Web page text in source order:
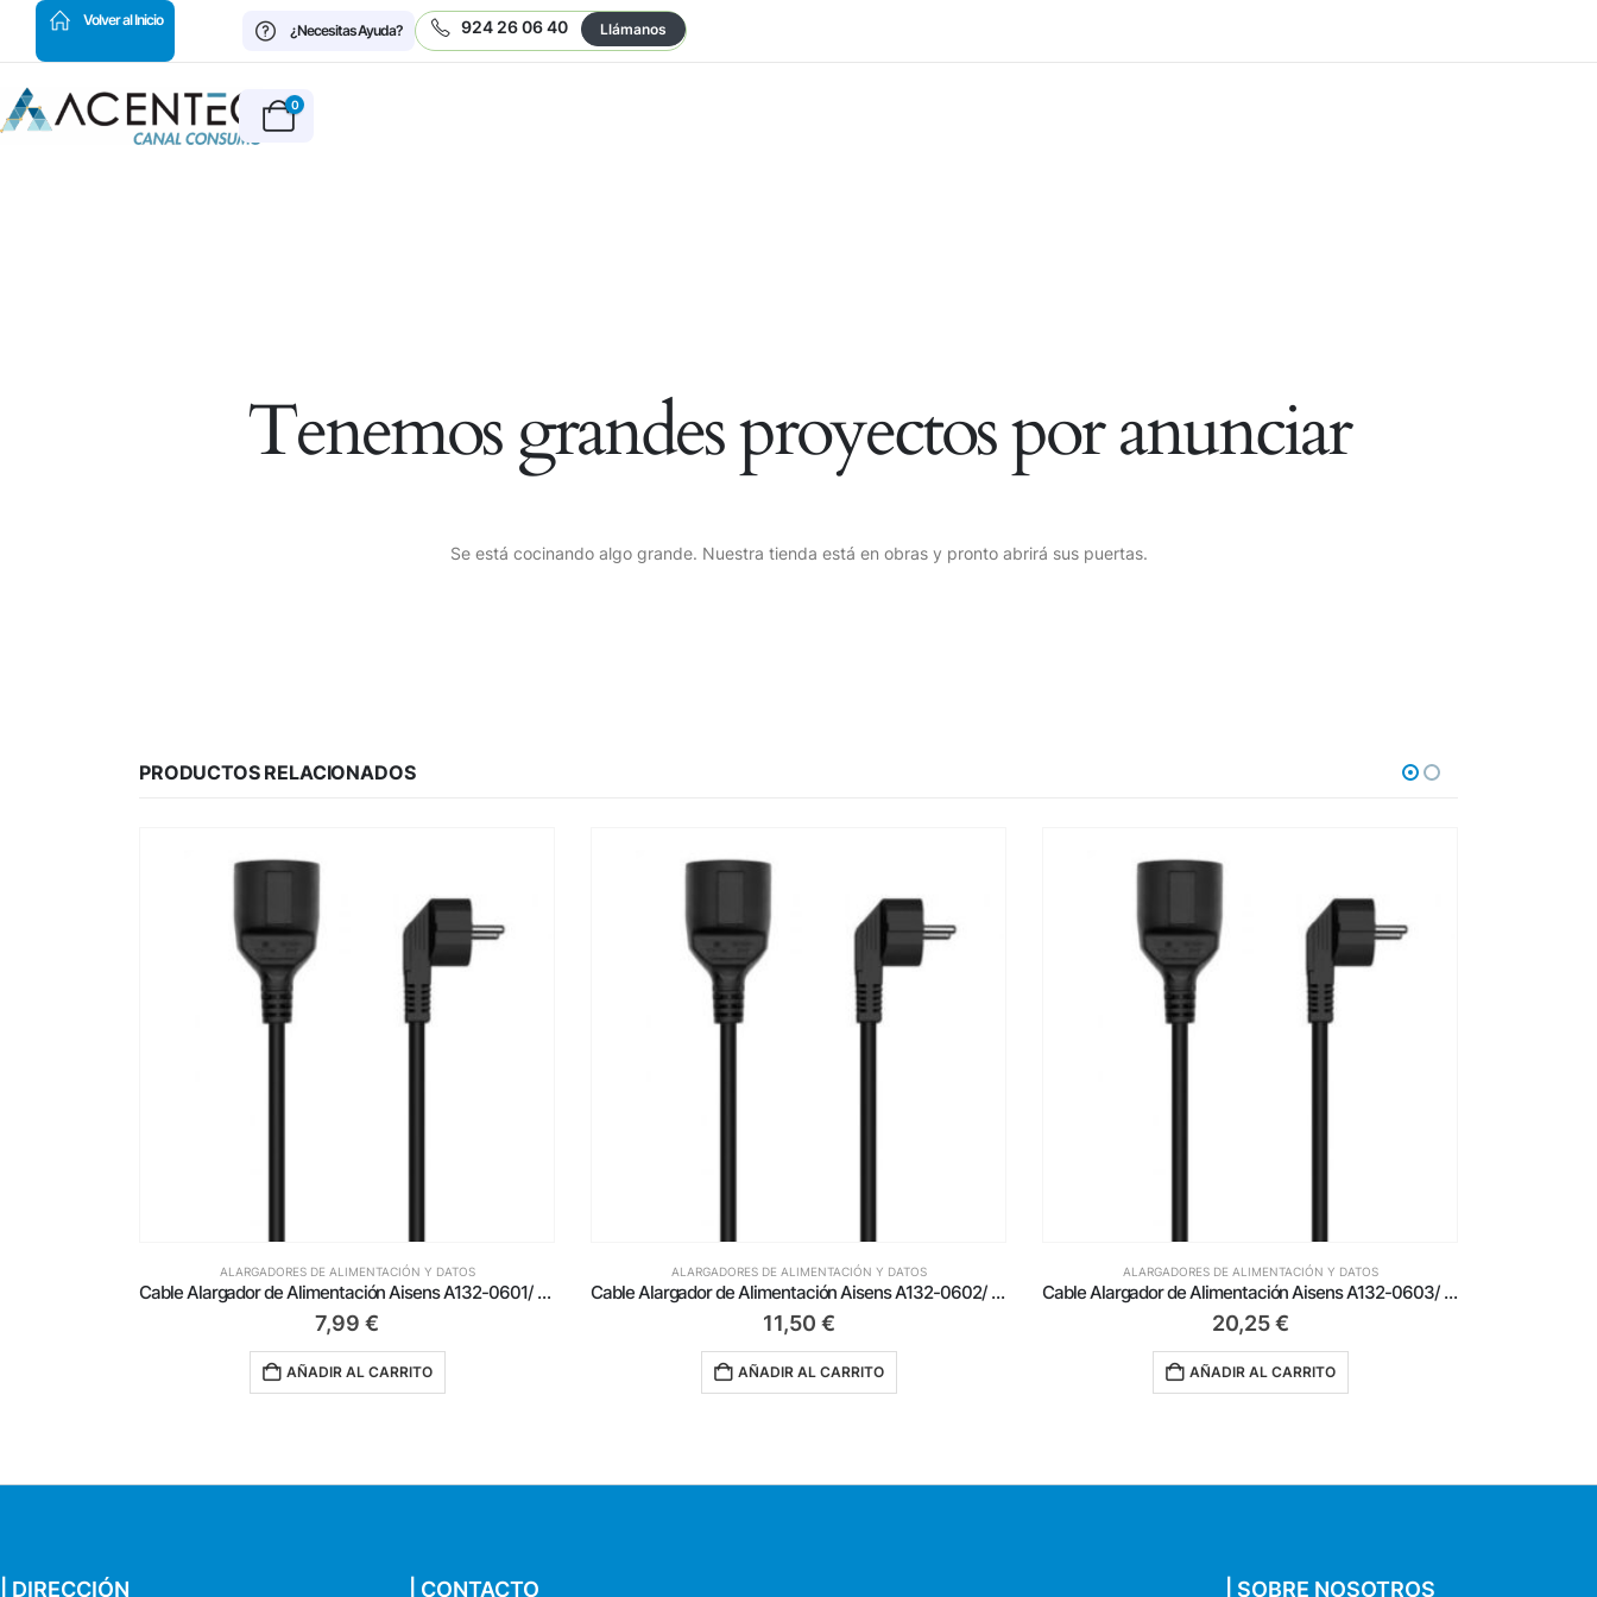
Volver al Inicio
¿Necesitas Ayuda?
924 26 06 40 Llámanos
0
Tenemos grandes proyectos por anunciar
Se está cocinando algo grande. Nuestra tienda está en obras y pronto abrirá sus puertas.
PRODUCTOS RELACIONADOS
ALARGADORES DE ALIMENTACIÓN Y DATOS
Cable Alargador de Alimentación Aisens A132-0601/ CEE7 Macho – CEE7 Hembra/ Hasta 1500W/ 3m/ Negro
7,99 €
AÑADIR AL CARRITO
ALARGADORES DE ALIMENTACIÓN Y DATOS
Cable Alargador de Alimentación Aisens A132-0602/ CEE7 Macho – CEE7 Hembra/ Hasta 1500W/ 5m/ Negro
11,50 €
AÑADIR AL CARRITO
ALARGADORES DE ALIMENTACIÓN Y DATOS
Cable Alargador de Alimentación Aisens A132-0603/ CEE7 Macho – CEE7 Hembra/ Hasta 1500W/ 10m/ Negro
20,25€
AÑADIR AL CARRITO
| DIRECCIÓN | CONTACTO | SOBRE NOSOTROS